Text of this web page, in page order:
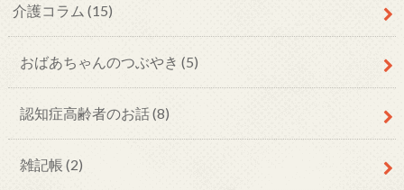
介護コラム (15)
おばあちゃんのつぶやき (5)
認知症高齢者のお話(8)
雑記帳 (2)